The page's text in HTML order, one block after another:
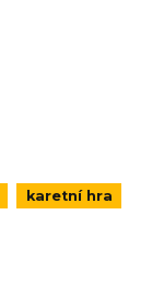
karetní hra